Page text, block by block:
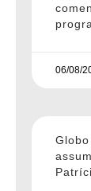
06/08/